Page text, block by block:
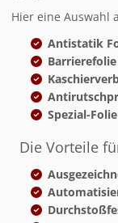
Hier eine Auswahl
Antistatik
Spezial-
Die Vorteile